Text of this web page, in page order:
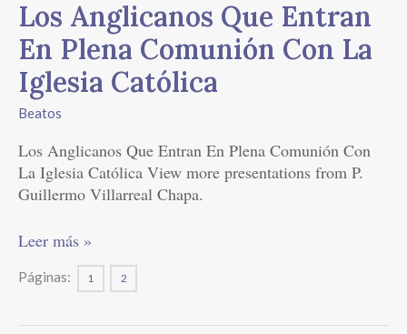
Los Anglicanos Que Entran
En Plena Comunión Con La
Iglesia Católica
Beatos
Los Anglicanos Que Entran En Plena Comunión Con
La Iglesia Católica View more presentations from P.
Guillermo Villarreal Chapa.
Los
Anglicanos
Que
Entran
En
Plena
Comunión
Con
La
Iglesia
Leer más »
Páginas: 1 2